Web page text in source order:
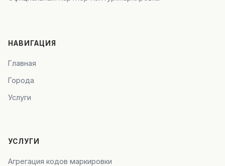
НАВИГАЦИЯ
Главная
Города
Услуги
УСЛУГИ
Агрегация кодов маркировки